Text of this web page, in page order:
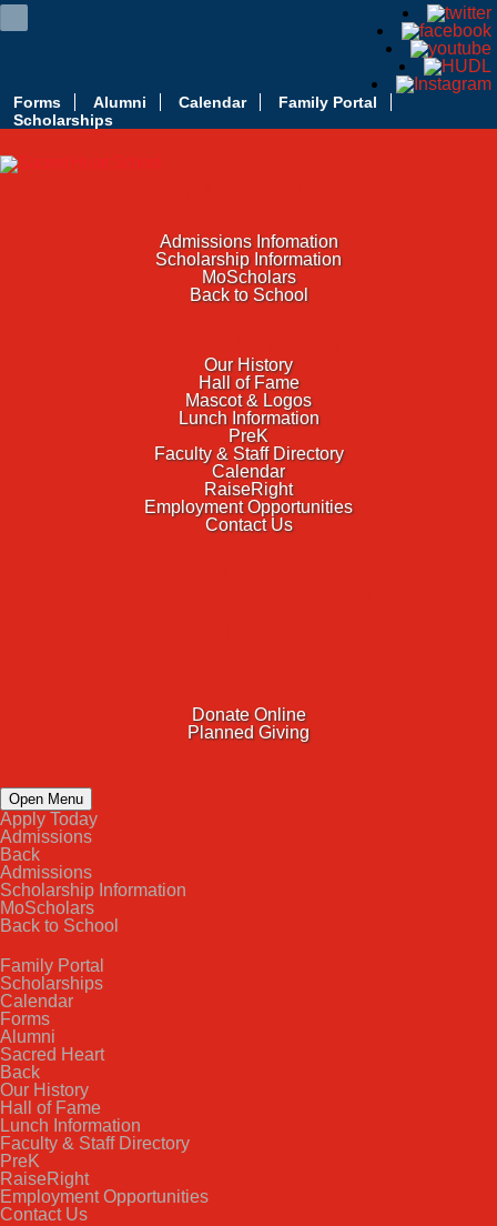
Forms Alumni Calendar
Family Portal
Scholarships
Admissions Infomation
Scholarship Information
MoScholars
Back to School
Our History
Hall of Fame
Mascot & Logos
Lunch Information
PreK
Faculty & Staff Directory
Calendar
RaiseRight
Employment Opportunities
Contact Us
Donate Online
Planned Giving
Open Menu
Apply Today
Admissions
Back
Admissions
Scholarship Information
MoScholars
Back to School
Family Portal
Scholarships
Calendar
Forms
Alumni
Sacred Heart
Back
Our History
Hall of Fame
Lunch Information
Faculty & Staff Directory
PreK
RaiseRight
Employment Opportunities
Contact Us